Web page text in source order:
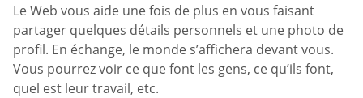
Le Web vous aide une fois de plus en vous faisant
partager quelques détails personnels et une photo de
profil. En échange, le monde s’affichera devant vous.
Vous pourrez voir ce que font les gens, ce qu’ils font,
quel est leur travail, etc.